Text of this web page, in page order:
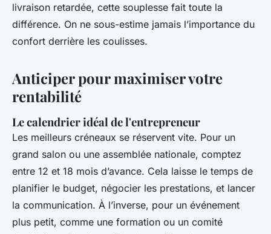
livraison retardée, cette souplesse fait toute la
différence. On ne sous-estime jamais l’importance du
confort derrière les coulisses.
Anticiper pour maximiser votre
rentabilité
Le calendrier idéal de l'entrepreneur
Les meilleurs créneaux se réservent vite. Pour un
grand salon ou une assemblée nationale, comptez
entre 12 et 18 mois d’avance. Cela laisse le temps de
planifier le budget, négocier les prestations, et lancer
la communication. À l’inverse, pour un événement
plus petit, comme une formation ou un comité